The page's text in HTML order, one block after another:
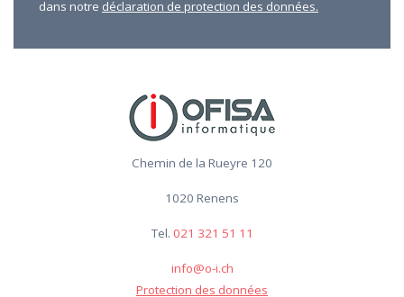
dans notre déclaration de protection des données.
Chemin de la Rueyre 120
1020 Renens
Tel. 021 321 51 11
info@o-i.ch
Protection des données